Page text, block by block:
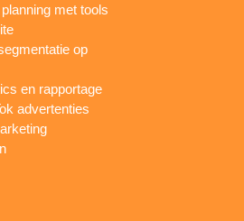
met tools
op
en rapportage
advertenties